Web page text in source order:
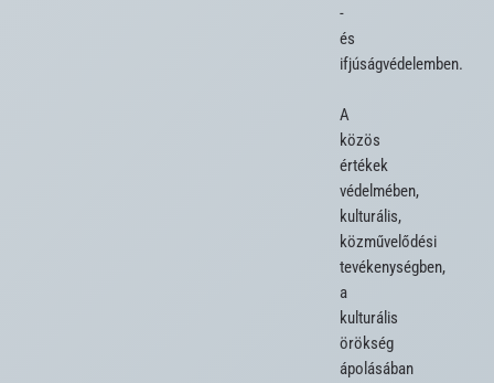
-
és
ifjúságvédelemben.
A
közös
értékek
védelmében,
kulturális,
közművelődési
tevékenységben,
a
kulturális
örökség
ápolásában